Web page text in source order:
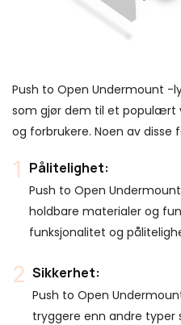
Push to Open Undermount -
som gjør dem til et populært
og forbrukere. Noen av disse
Pålitelighet:
Push to Open
holdbare materialer og
funksjonalitet og
Sikkerhet:
Push to Open
tryggere enn andre typer